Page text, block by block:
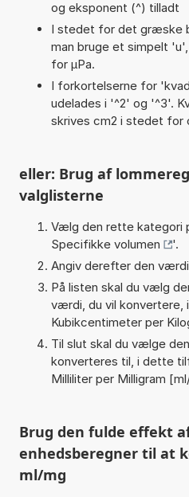
og eksponent (^) tilladt
I stedet for det græske
man bruge et simpelt
for µPa.
I forkortelserne for
udelades i '^2' og '^3'.
skrives cm2 i stedet for
eller: Brug af
valglisterne
Vælg den rette kategori
Specifikke volumen
'.
Angiv derefter den
På listen skal du vælg
værdi, du vil
Kubikcentimeter per
Til slut skal du vælge
konverteres til, i dette
Milliliter per Milligram
Brug den fulde effekt
enhedsberegner til at
ml/mg